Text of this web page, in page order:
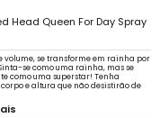
Head Queen For Day Spray
volume, se transforme em rainha por
se como uma rainha, mas se
como uma superstar! Tenha
e altura que não desistirão de